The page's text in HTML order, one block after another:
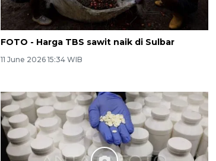
FOTO - Harga TBS sawit naik di Sulbar
11 June 2026 15:34 WIB